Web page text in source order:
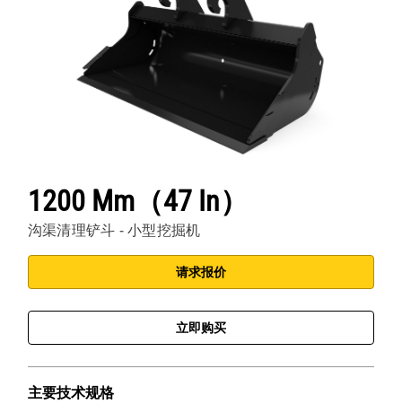
1200 Mm（47 In）
沟渠清理铲斗 - 小型挖掘机
请求报价
立即购买
主要技术规格